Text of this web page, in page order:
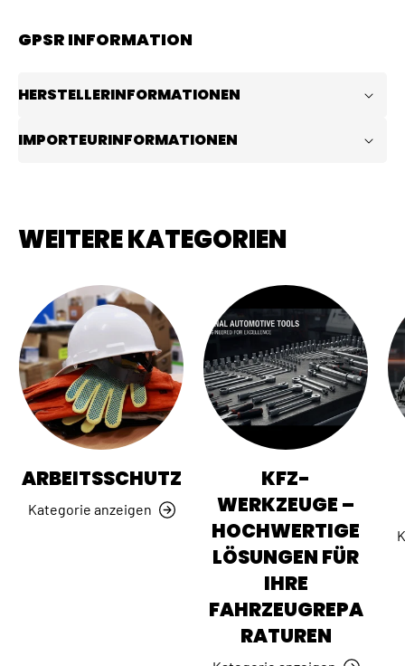
GPSR INFORMATION
HERSTELLERINFORMATIONEN
IMPORTEURINFORMATIONEN
WEITERE KATEGORIEN
ARBEITSSCHUTZ
Kategorie anzeigen
KFZ-
WERKZEUGE –
HOCHWERTIGE
LÖSUNGEN FÜR
IHRE
FAHRZEUGREPA
RATUREN